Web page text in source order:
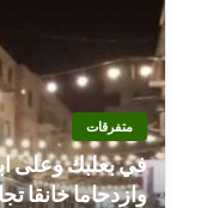
متفرقات
في بعلبك وعلى
وازدحاما خانقا